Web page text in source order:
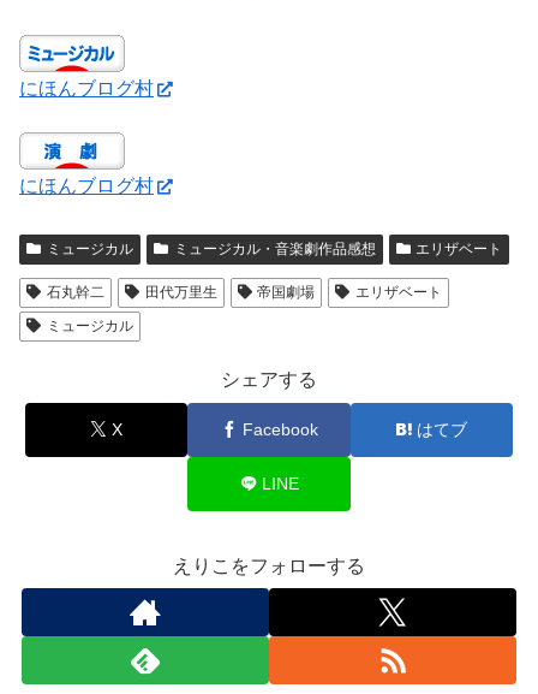
にほんブログ村
にほんブログ村
ミュージカル ミュージカル・音楽劇作品感想 エリザベート
石丸幹二 田代万里生 帝国劇場
エリザベート
ミュージカル
シェアする
X Facebook はてブ
LINE
えりこをフォローする